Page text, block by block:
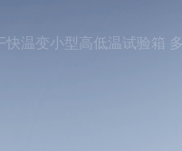
快温变小型高低温试验箱